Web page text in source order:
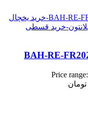
Price range: